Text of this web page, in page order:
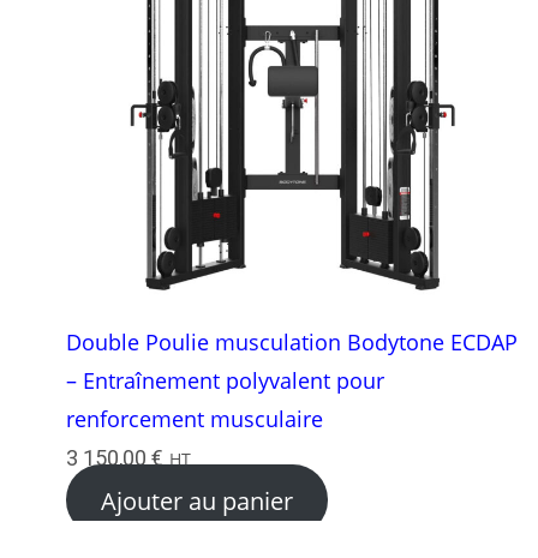
Double Poulie musculation Bodytone ECDAP
– Entraînement polyvalent pour
renforcement musculaire
3 150,00 € HT
Ajouter au panier